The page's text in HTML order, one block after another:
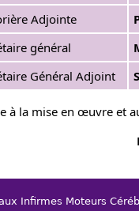
Adjointe
général
Général Adjoint
à la mise en œuvre et
Infirmes Moteurs